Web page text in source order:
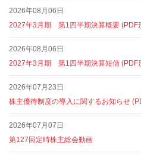
2026年08月06日
2027年3月期 第1四半期決算概要 (PDF
2026年08月06日
2027年3月期 第1四半期決算短信 (PDF
2026年07月23日
株主優待制度の導入に関するお知らせ
2026年07月07日
第127回定時株主総会動画